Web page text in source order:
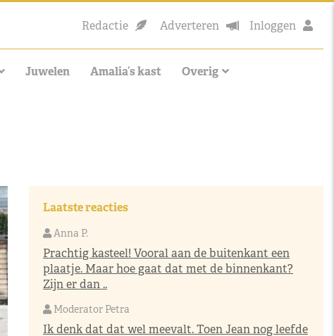
Redactie Adverteren Inloggen
Juwelen Amalia’s kast Overig
Laatste reacties
Anna P.
Prachtig kasteel! Vooral aan de buitenkant een
plaatje. Maar hoe gaat dat met de binnenkant?
Zijn er dan ..
Moderator Petra
Ik denk dat dat wel meevalt. Toen Jean nog leefde